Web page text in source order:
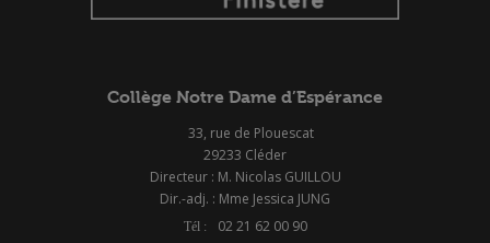
Collège Notre Dame d’Espérance
33, rue de Plouescat
29233 Cléder
Directeur : M. Nicolas GUILLOU
Dir.-adj. : Mme Jessica JUNG
02 21 62 00 90